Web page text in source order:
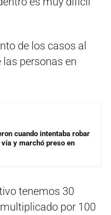
de los casos al
personas en
cuando intentaba robar
vía y marchó preso en
tenemos 30
por 100